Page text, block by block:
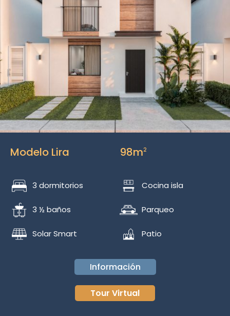
Modelo Lira 98m2
3 dormitorios Cocina isla
3 ½ baños Parqueo
Solar Smart Patio
Información
Tour Virtual